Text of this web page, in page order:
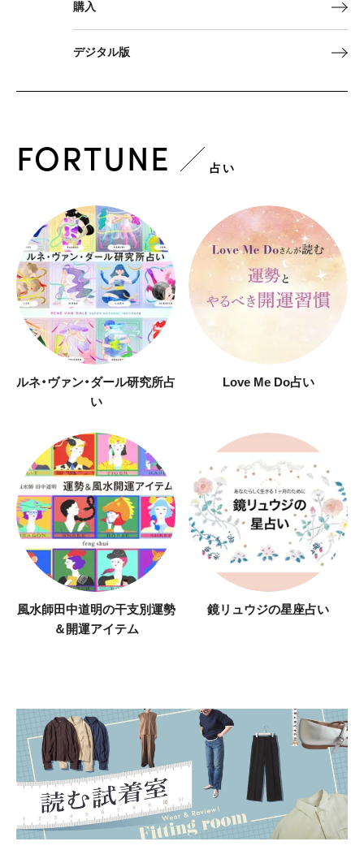
購入
デジタル版
FORTUNE 占い
ルネ・ヴァン・ダール研究所占
い
Love Me Do占い
風水師田中道明の干支別運勢
＆開運アイテム
鏡リュウジの星座占い